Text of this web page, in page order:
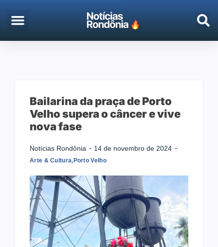
Bailarina da praça de Porto
Velho supera o câncer e vive
nova fase
Notícias Rondônia 14 de novembro de 2024
Arte & Cultura,Porto Velho